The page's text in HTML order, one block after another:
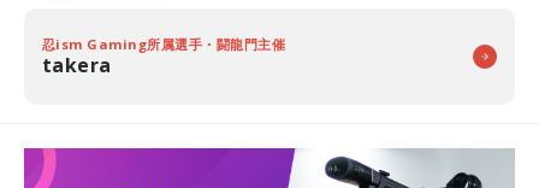
忍ism Gaming所属選手・闘龍門主催
takera